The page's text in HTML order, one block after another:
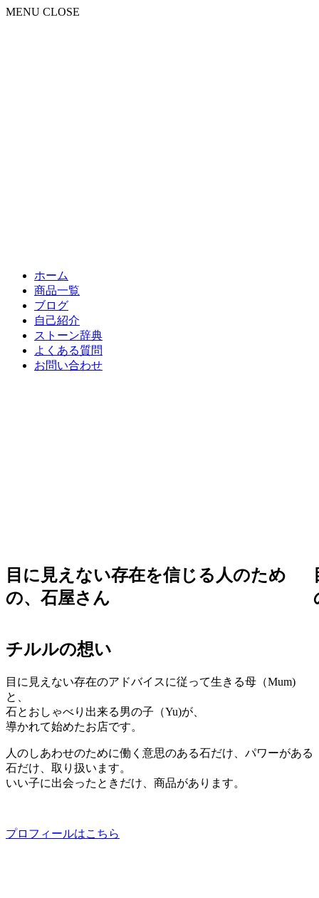
MENU CLOSE
ホーム
商品一覧
ブログ
自己紹介
ストーン辞典
よくある質問
お問い合わせ
目に見えない存在を信じる人のため
の、石屋さん
チルルの想い
目に見えない存在のアドバイスに従って生きる母（Mum)
と、
石とおしゃべり出来る男の子（Yu)が、
導かれて始めたお店です。
人のしあわせのために働く意思のある石だけ、 パワーがある
石だけ、取り扱います。
いい子に出会ったときだけ、商品があります。
プロフィールはこちら